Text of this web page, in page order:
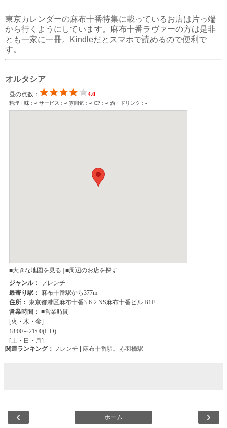
東京カレンダーの麻布十番特集に載っているお店は片っ端
から行くようにしています。麻布十番ラヴァーの方は是非
とも一家に一冊。Kindleだとスマホで読めるので便利で
す。
オルタシア
関連ランキング： フレンチ 麻布十番駅、 赤羽橋駅
‹ ›
ホーム